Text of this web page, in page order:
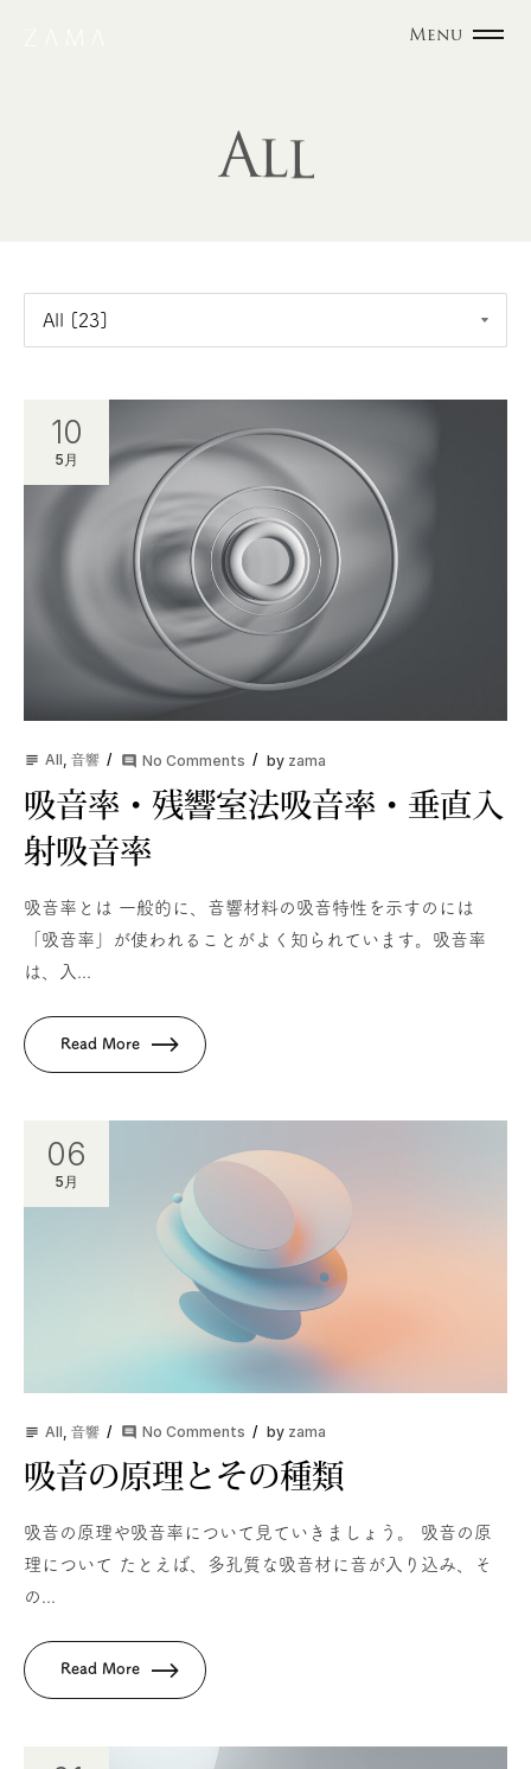
Menu
All
10
5月
subject All, 音響 comment No Comments by zama
吸音率・残響室法吸音率・垂直入
射吸音率
吸音率とは 一般的に、音響材料の吸音特性を示すのには
「吸音率」が使われることがよく知られています。吸音率
は、入...
Read More
06
5月
subject All 音響 comment No Comments by zama
吸音の原理とその種類
吸音の原理や吸音率について見ていきましょう。 吸音の原
理について たとえば、多孔質な吸音材に音が入り込み、そ
の...
Read More